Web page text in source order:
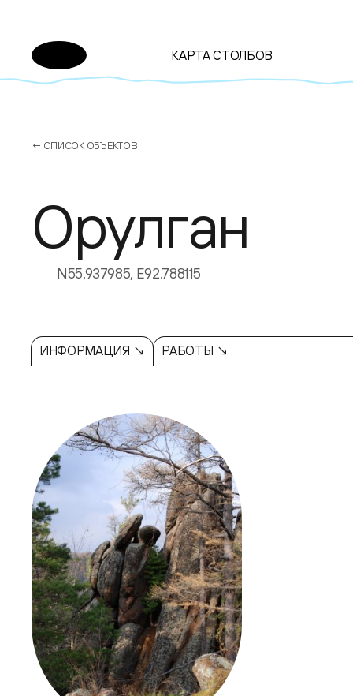
КАРТА СТОЛБОВ
← СПИСОК ОБЪЕКТОВ
Орулган
N55.937985, E92.788115
ИНФОРМАЦИЯ ↘ РАБОТЫ ↘